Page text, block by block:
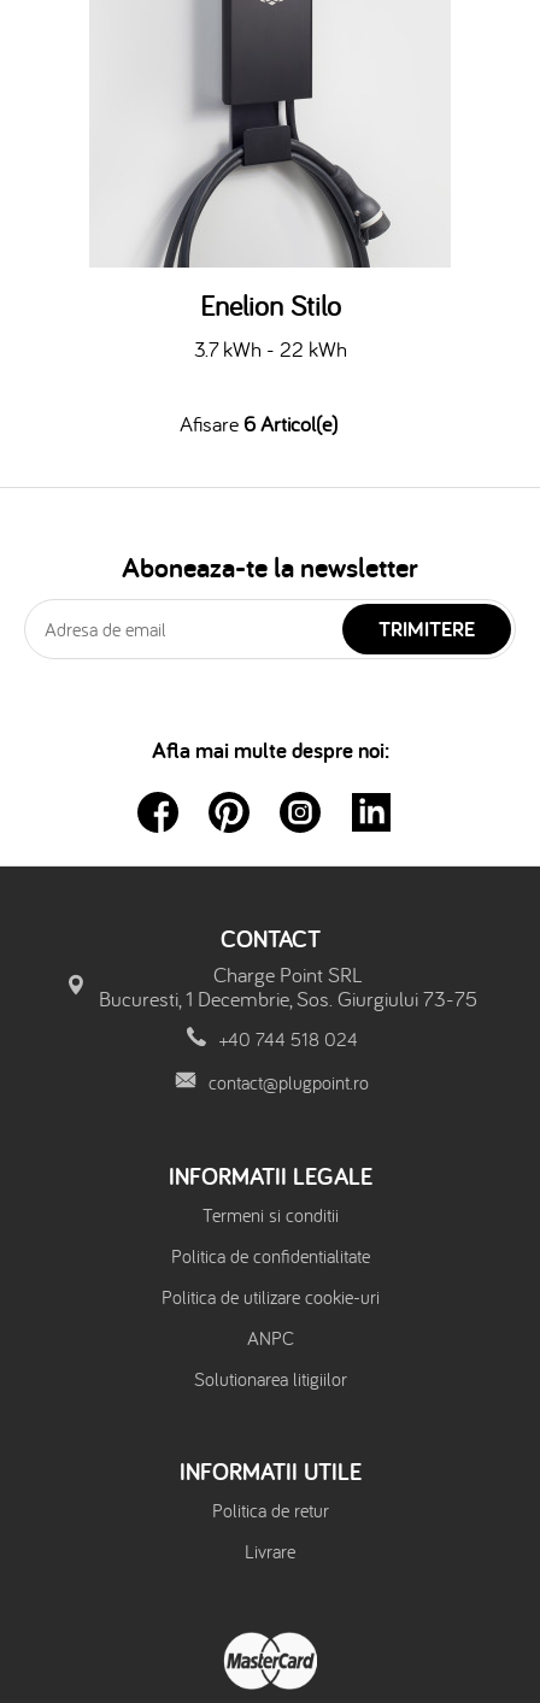
Enelion Stilo
3.7 kWh - 22 kWh
Afisare6 Articol(e)
Aboneaza-te la newsletter
TRIMITERE
Afla mai multe despre noi:
CONTACT
Charge Point SRL
Bucuresti, 1 Decembrie, Sos. Giurgiului 73-75
+40 744 518 024
contact@plugpoint.ro
INFORMATII LEGALE
Termeni si conditii
Politica de confidentialitate
Politica de utilizare cookie-uri
ANPC
Solutionarea litigiilor
INFORMATII UTILE
Politica de retur
Livrare